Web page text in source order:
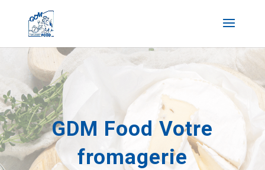
GDM Food Votre
fromagerie